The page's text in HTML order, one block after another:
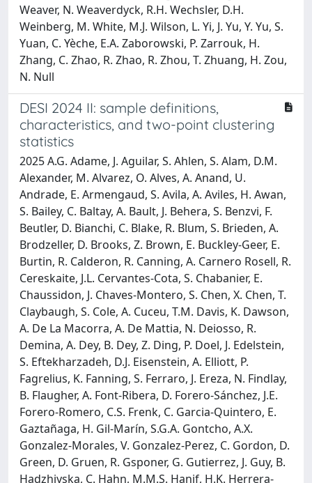
Weaver, N. Weaverdyck, R.H. Wechsler, D.H.
Weinberg, M. White, M.J. Wilson, L. Yi, J. Yu, Y. Yu, S.
Yuan, C. Yèche, E.A. Zaborowski, P. Zarrouk, H.
Zhang, C. Zhao, R. Zhao, R. Zhou, T. Zhuang, H. Zou,
N. Null
DESI 2024 II: sample definitions,
characteristics, and two-point clustering
statistics
2025 A.G. Adame, J. Aguilar, S. Ahlen, S. Alam, D.M.
Alexander, M. Alvarez, O. Alves, A. Anand, U.
Andrade, E. Armengaud, S. Avila, A. Aviles, H. Awan,
S. Bailey, C. Baltay, A. Bault, J. Behera, S. Benzvi, F.
Beutler, D. Bianchi, C. Blake, R. Blum, S. Brieden, A.
Brodzeller, D. Brooks, Z. Brown, E. Buckley-Geer, E.
Burtin, R. Calderon, R. Canning, A. Carnero Rosell, R.
Cereskaite, J.L. Cervantes-Cota, S. Chabanier, E.
Chaussidon, J. Chaves-Montero, S. Chen, X. Chen, T.
Claybaugh, S. Cole, A. Cuceu, T.M. Davis, K. Dawson,
A. De La Macorra, A. De Mattia, N. Deiosso, R.
Demina, A. Dey, B. Dey, Z. Ding, P. Doel, J. Edelstein,
S. Eftekharzadeh, D.J. Eisenstein, A. Elliott, P.
Fagrelius, K. Fanning, S. Ferraro, J. Ereza, N. Findlay,
B. Flaugher, A. Font-Ribera, D. Forero-Sánchez, J.E.
Forero-Romero, C.S. Frenk, C. Garcia-Quintero, E.
Gaztañaga, H. Gil-Marín, S.G.A. Gontcho, A.X.
Gonzalez-Morales, V. Gonzalez-Perez, C. Gordon, D.
Green, D. Gruen, R. Gsponer, G. Gutierrez, J. Guy, B.
Hadzhiyska, C. Hahn, M.M.S. Hanif, H.K. Herrera-